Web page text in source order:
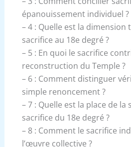
épanouissement individuel ?
– 4 : Quelle est la dimension
sacrifice au 18e degré ?
– 5 : En quoi le sacrifice
reconstruction du Temple ?
– 6 : Comment distinguer
simple renoncement ?
– 7 : Quelle est la place de
sacrifice du 18e degré ?
– 8 : Comment le sacrifice
l’œuvre collective ?